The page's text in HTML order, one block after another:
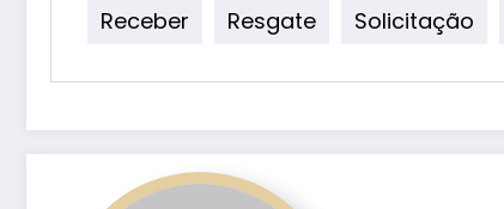
Receber
Resgate Solicitação